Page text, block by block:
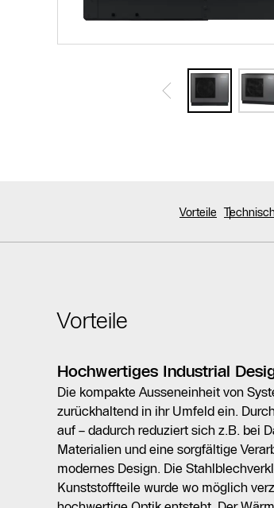
Vorteile
Vorteile
Hochwertiges Industrial
Die kompakte Ausseneinheit von
zurückhaltend in ihr Umfeld ein.
auf – dadurch reduziert sich z.B. bei
Materialien und eine sorgfältige
modernes Design. Die
Kunststoffteile wurde wo möglich